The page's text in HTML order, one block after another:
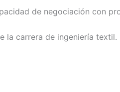
de negociación con
la carrera de ingeniería textil.